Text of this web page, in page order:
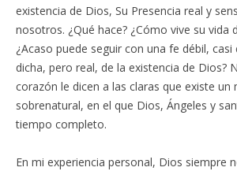
existencia de Dios, Su Presencia real y
nosotros. ¿Qué hace? ¿Cómo vive su vida
¿Acaso puede seguir con una fe débil,
dicha, pero real, de la existencia de Dios?
corazón le dicen a las claras que existe un
sobrenatural, en el que Dios, Ángeles y
tiempo completo.
En mi experiencia personal, Dios siempre